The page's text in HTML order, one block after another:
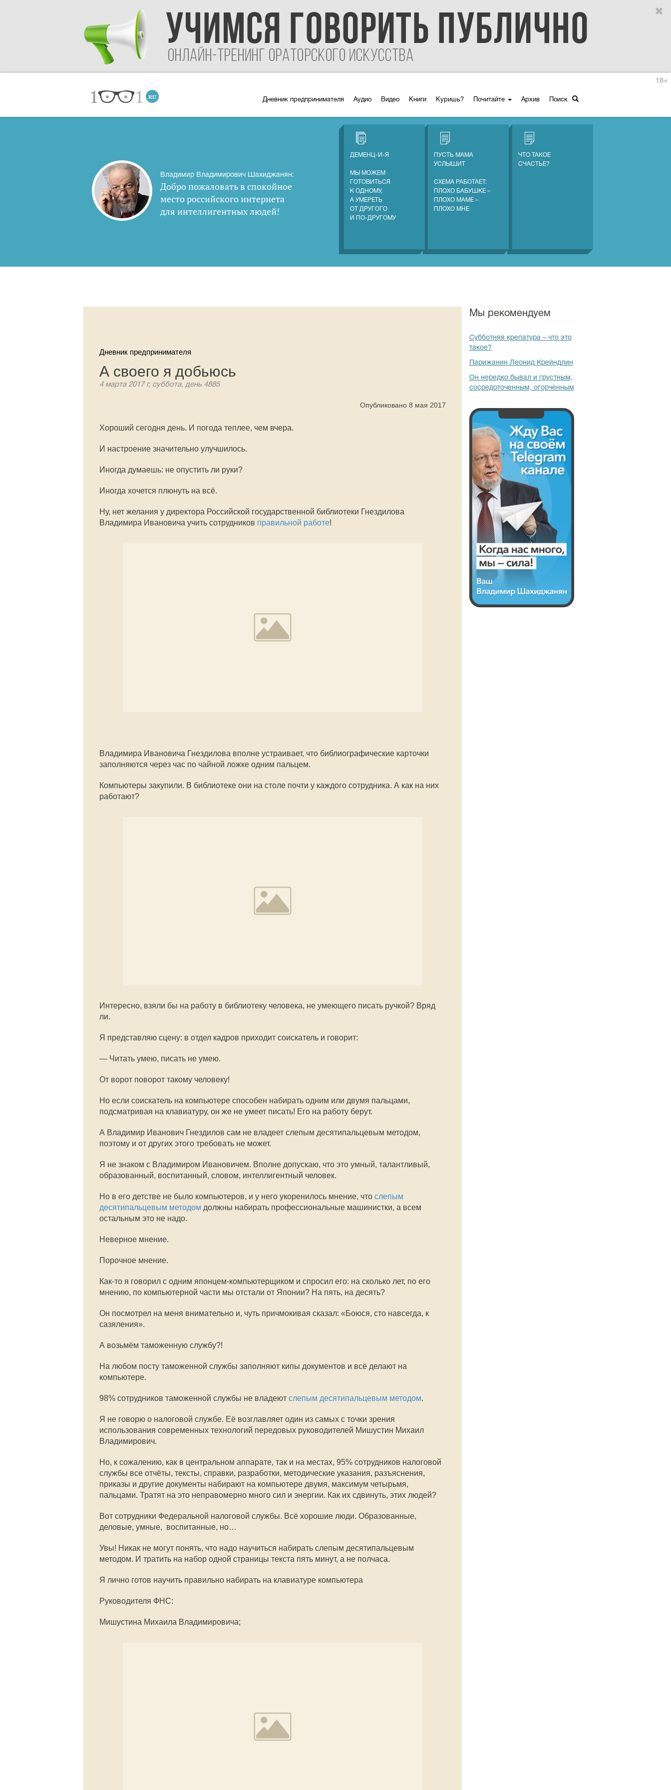
Дневник предпринимателя Аудио Видео Книги Куришь? Почитайте Архив Поиск
18+
Владимир Владимирович Шахиджанян:
Добро пожаловать в спокойное
место российского интернета
для интеллигентных людей!
ДЕМЕНЦ-И-Я
МЫ МОЖЕМ
ГОТОВИТЬСЯ
К ОДНОМУ,
А УМЕРЕТЬ
ОТ ДРУГОГО
И ПО-ДРУГОМУ
ПУСТЬ МАМА
УСЛЫШИТ
СХЕМА РАБОТАЕТ:
ПЛОХО БАБУШКЕ –
ПЛОХО МАМЕ –
ПЛОХО МНЕ
ЧТО ТАКОЕ
СЧАСТЬЕ?
Дневник предпринимателя
А своего я добьюсь
4 марта 2017 г, суббота, день 4885
Опубликовано 8 мая 2017
Хороший сегодня день. И погода теплее, чем вчера.
И настроение значительно улучшилось.
Иногда думаешь: не опустить ли руки?
Иногда хочется плюнуть на всё.
Ну, нет желания у директора Российской государственной библиотеки Гнездилова
Владимира Ивановича учить сотрудников правильной работе!
Владимира Ивановича Гнездилова вполне устраивает, что библиографические карточки
заполняются через час по чайной ложке одним пальцем.
Компьютеры закупили. В библиотеке они на столе почти у каждого сотрудника. А как на них
работают?
Интересно, взяли бы на работу в библиотеку человека, не умеющего писать ручкой? Вряд
ли.
Я представляю сцену: в отдел кадров приходит соискатель и говорит:
— Читать умею, писать не умею.
От ворот поворот такому человеку!
Но если соискатель на компьютере способен набирать одним или двумя пальцами,
подсматривая на клавиатуру, он же не умеет писать! Его на работу берут.
А Владимир Иванович Гнездилов сам не владеет слепым десятипальцевым методом,
поэтому и от других этого требовать не может.
Я не знаком с Владимиром Ивановичем. Вполне допускаю, что это умный, талантливый,
образованный, воспитанный, словом, интеллигентный человек.
Но в его детстве не было компьютеров, и у него укоренилось мнение, что слепым
десятипальцевым методом должны набирать профессиональные машинистки, а всем
остальным это не надо.
Неверное мнение.
Порочное мнение.
Как-то я говорил с одним японцем-компьютерщиком и спросил его: на сколько лет, по его
мнению, по компьютерной части мы отстали от Японии? На пять, на десять?
Он посмотрел на меня внимательно и, чуть причмокивая сказал: «Боюся, сто навсегда, к
сазяления».
А возьмём таможенную службу?!
На любом посту таможенной службы заполняют кипы документов и всё делают на
компьютере.
98% сотрудников таможенной службы не владеют слепым десятипальцевым методом.
Я не говорю о налоговой службе. Её возглавляет один из самых с точки зрения
использования современных технологий передовых руководителей Мишустин Михаил
Владимирович.
Но, к сожалению, как в центральном аппарате, так и на местах, 95% сотрудников налоговой
службы все отчёты, тексты, справки, разработки, методические указания, разъяснения,
приказы и другие документы набирают на компьютере двумя, максимум четырьмя,
пальцами. Тратят на это неправомерно много сил и энергии. Как их сдвинуть, этих людей?
Вот сотрудники Федеральной налоговой службы. Всё хорошие люди. Образованные,
деловые, умные, воспитанные, но…
Увы! Никак не могут понять, что надо научиться набирать слепым десятипальцевым
методом. И тратить на набор одной страницы текста пять минут, а не полчаса.
Я лично готов научить правильно набирать на клавиатуре компьютера
Руководителя ФНС:
Мишустина Михаила Владимировича;
Мы рекомендуем
Субботняя крепатура – что это
такое?
Парижанин Леонид Крейндлин
Он нередко бывал и грустным,
сосредоточенным, огорченным